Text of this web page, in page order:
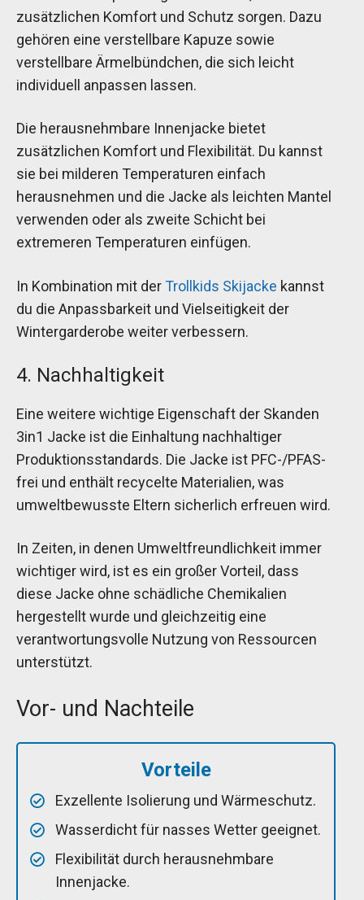
zusätzlichen Komfort und Schutz sorgen. Dazu
gehören eine verstellbare Kapuze sowie
verstellbare Ärmelbündchen, die sich leicht
individuell anpassen lassen.
Die herausnehmbare Innenjacke bietet
zusätzlichen Komfort und Flexibilität. Du kannst
sie bei milderen Temperaturen einfach
herausnehmen und die Jacke als leichten Mantel
verwenden oder als zweite Schicht bei
extremeren Temperaturen einfügen.
In Kombination mit der Trollkids Skijacke kannst
du die Anpassbarkeit und Vielseitigkeit der
Wintergarderobe weiter verbessern.
4. Nachhaltigkeit
Eine weitere wichtige Eigenschaft der Skanden
3in1 Jacke ist die Einhaltung nachhaltiger
Produktionsstandards. Die Jacke ist PFC-/PFAS-
frei und enthält recycelte Materialien, was
umweltbewusste Eltern sicherlich erfreuen wird.
In Zeiten, in denen Umweltfreundlichkeit immer
wichtiger wird, ist es ein großer Vorteil, dass
diese Jacke ohne schädliche Chemikalien
hergestellt wurde und gleichzeitig eine
verantwortungsvolle Nutzung von Ressourcen
unterstützt.
Vor- und Nachteile
Vorteile
Exzellente Isolierung und Wärmeschutz.
Wasserdicht für nasses Wetter geeignet.
Flexibilität durch herausnehmbare
Innenjacke.